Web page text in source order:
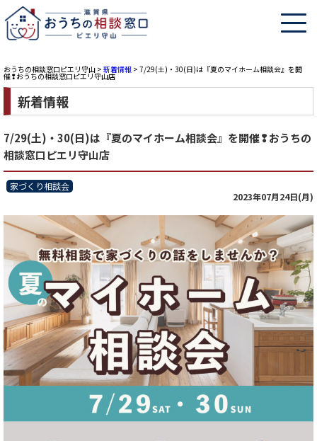
おうちの相談窓口ピエリ守山 > 新着情報 > 7/29(土)・30(日)は『夏のマイホーム相談会』を開
催❢おうちの相談窓口ピエリ守山店
新着情報
7/29(土)・30(日)は『夏のマイホーム相談会』を開催❢おうちの
相談窓口ピエリ守山店
家づくり相談会
2023年07月24日(月)